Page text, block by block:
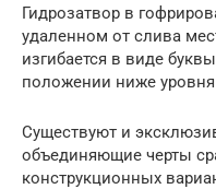
Гидрозатвор в
удаленном от слива
изгибается в виде
положении ниже
Существуют и
объединяющие черты
конструкционных